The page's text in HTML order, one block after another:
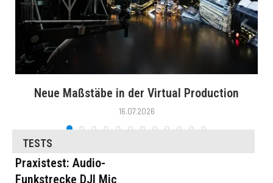
Neue Maßstäbe in der Virtual Production
16.07.2026
TESTS
Praxistest: Audio-
Funkstrecke DJI Mic